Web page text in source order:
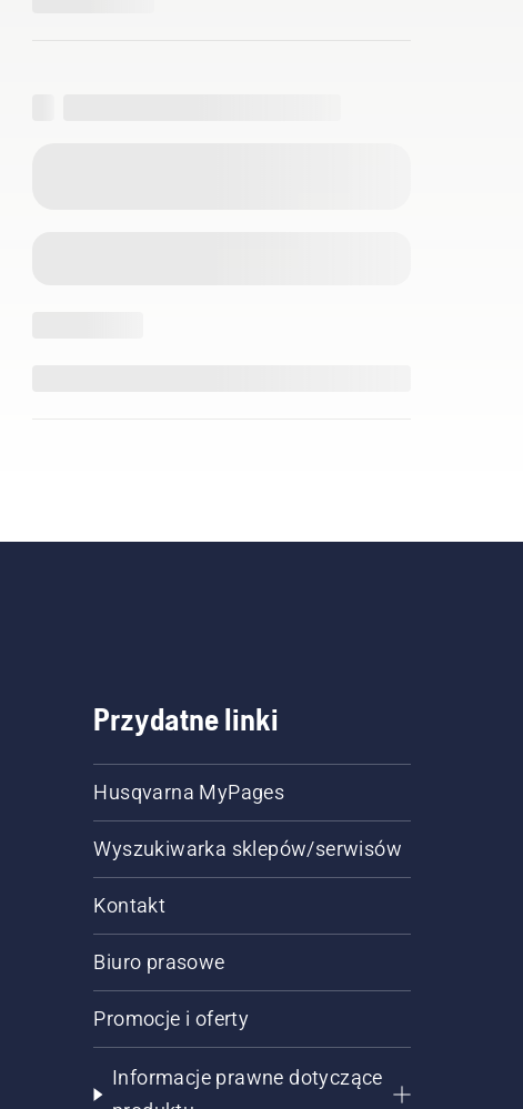
Przydatne linki
Husqvarna MyPages
Wyszukiwarka sklepów/serwisów
Kontakt
Biuro prasowe
Promocje i oferty
Informacje prawne dotyczące